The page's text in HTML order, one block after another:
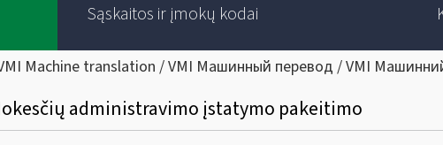
Sąskaitos ir įmokų kodai
Machine translation / VMI Машинный перевод / VMI
administravimo įstatymo pakeitimo